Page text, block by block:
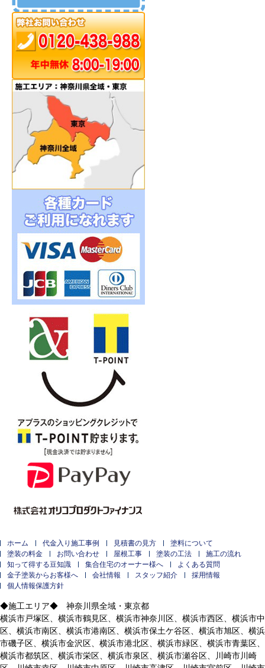
ホーム 代金入り施工事例 見積書の見方
塗料について
塗装の料金
お問い合わせ 屋根工事 塗装の工法
施工の流れ
知って得する豆知識
集合住宅のオーナー様へ
よくある質問
金子塗装からお客様へ
会社情報 スタッフ紹介
採用情報
個人情報保護方針
◆施工エリア◆ 神奈川県全域・東京都
横浜市戸塚区、横浜市鶴見区、横浜市神奈川区、横浜市西区、横浜市中
区、横浜市南区、横浜市港南区、横浜市保土ケ谷区、横浜市旭区、横浜
市磯子区、横浜市金沢区、横浜市港北区、横浜市緑区、横浜市青葉区、
横浜市都筑区、横浜市栄区、横浜市泉区、横浜市瀬谷区、川崎市川崎